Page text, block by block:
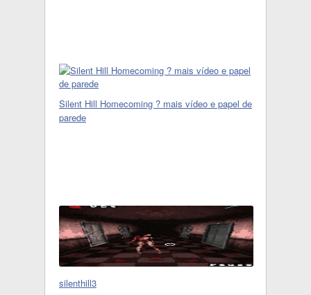
Silent Hill Homecoming ? mais vídeo e papel de
parede
silenthill3